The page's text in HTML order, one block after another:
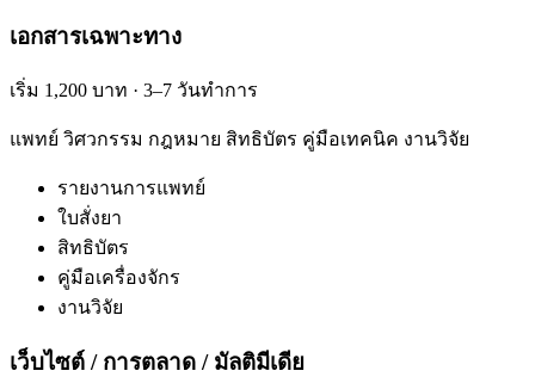
เอกสารเฉพาะทาง
เริ่ม 1,200 บาท · 3–7 วันทำการ
แพทย์ วิศวกรรม กฎหมาย สิทธิบัตร คู่มือเทคนิค งานวิจัย
รายงานการแพทย์
ใบสั่งยา
สิทธิบัตร
คู่มือเครื่องจักร
งานวิจัย
เว็บไซต์ / การตลาด / มัลติมีเดีย